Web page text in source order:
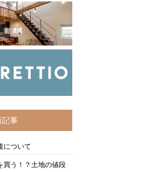
記事
について
買う！？土地の値段